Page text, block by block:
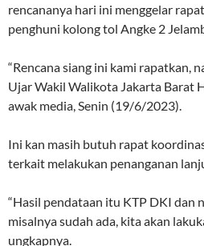
rencananya hari ini menggelar
penghuni kolong tol Angke 2
“Rencana siang ini kami rapatkan,
Ujar Wakil Walikota Jakarta Barat
awak media, Senin (19/6/2023).
Ini kan masih butuh rapat
terkait melakukan penanganan
“Hasil pendataan itu KTP DKI dan
misalnya sudah ada, kita akan
ungkapnya.